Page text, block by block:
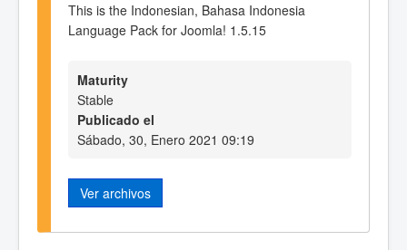
This is the Indonesian, Bahasa Indonesia
Language Pack for Joomla! 1.5.15
Maturity
Stable
Publicado el
Sábado, 30, Enero 2021 09:19
Ver archivos